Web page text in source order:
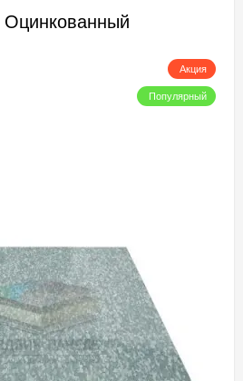
Оцинкованный
Акция
Популярный